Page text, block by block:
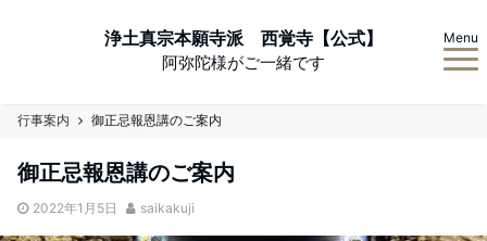
浄土真宗本願寺派 西覚寺【公式】
阿弥陀様がご一緒です
Menu
行事案内 御正忌報恩講のご案内
御正忌報恩講のご案内
2022年1月5日 saikakuji